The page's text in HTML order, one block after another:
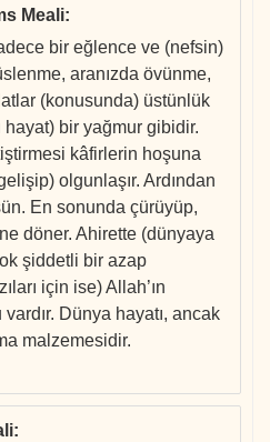
Meali:
bir eğlence ve (nefsin)
aranızda övünme,
(konusunda) üstünlük
bir yağmur gibidir.
kâfirlerin hoşuna
olgunlaşır. Ardından
En sonunda çürüyüp,
döner. Ahirette (dünyaya
şiddetli bir azap
için ise) Allah’ın
Dünya hayatı, ancak
malzemesidir.
: